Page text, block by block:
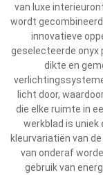
van luxe
wordt
innovatieve
geselecteerde onyx
dikte en
licht door,
die elke ruimte in
werkblad is uniek
kleurvariatiën van
van onderaf
gebruik van